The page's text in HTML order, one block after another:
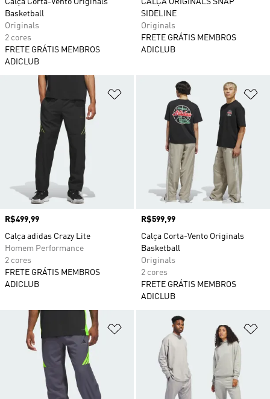
Calça Corta-Vento Originals
Basketball
Originals
2 cores
FRETE GRÁTIS MEMBROS
ADICLUB
CALÇA ORIGINALS SNAP
SIDELINE
Originals
FRETE GRÁTIS MEMBROS
ADICLUB
Adicionar à Lista de Desejos
Preço
R$499,99
Calça adidas Crazy Lite
Homem Performance
2 cores
FRETE GRÁTIS MEMBROS
ADICLUB
Preço
R$599,99
Calça Corta-Vento Originals
Basketball
Originals
2 cores
FRETE GRÁTIS MEMBROS
ADICLUB
Adicionar à Lista de Desejos